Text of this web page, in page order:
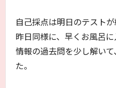
自己採点は明日のテスト
昨日同様に、早くお風呂
情報の過去問を少し解い
た。